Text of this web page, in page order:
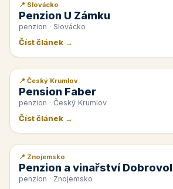
📰 PR článek
📍 Slovácko
Penzion U Zámku
penzion · Slovácko
Číst článek →
📰 PR článek
📍 Český Krumlov
Pension Faber
penzion · Český Krumlov
Číst článek →
📰 PR článek
📍 Znojemsko
Penzion a vinařství
penzion · Znojemsko